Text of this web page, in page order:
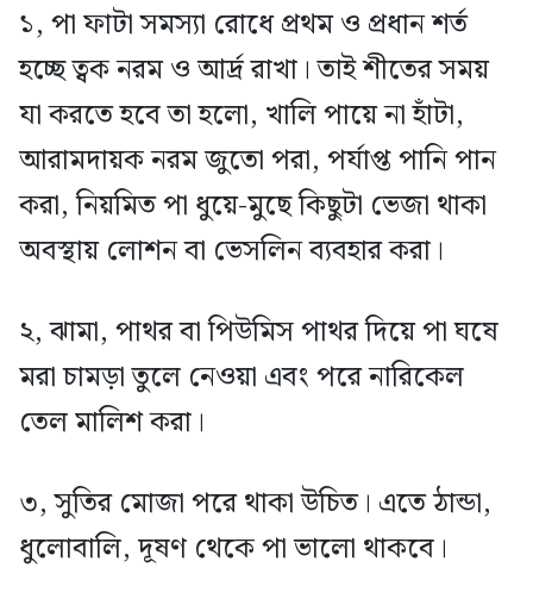
১, পা ফাটা সমস্যা রোধে প্রথম ও প্রধান শর্ত
হচ্ছে ত্বক নরম ও আর্দ্র রাখা। তাই শীতের সময়
যা করতে হবে তা হলো, খালি পায়ে না হাঁটা,
আরামদায়ক নরম জুতো পরা, পর্যাপ্ত পানি পান
করা, নিয়মিত পা ধুয়ে-মুছে কিছুটা ভেজা থাকা
অবস্থায় লোশন বা ভেসলিন ব্যবহার করা।
২, ঝামা, পাথর বা পিউমিস পাথর দিয়ে পা ঘষে
মরা চামড়া তুলে নেওয়া এবং পরে নারিকেল
তেল মালিশ করা।
৩, সুতির মোজা পরে থাকা উচিত। এতে ঠান্ডা,
ধুলোবালি, দূষণ থেকে পা ভালো থাকবে।